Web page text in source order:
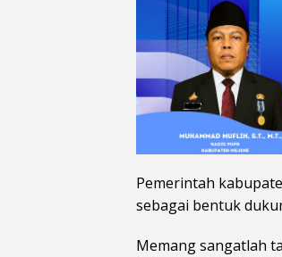
Pemerintah
sebagai bentuk
Memang sangatlah